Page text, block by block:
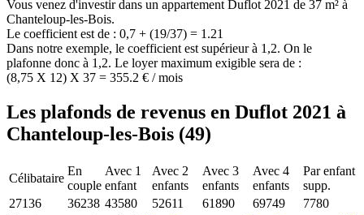
Vous venez d'investir dans un appartement Duflot 2021 de 37 m² à
Chanteloup-les-Bois.
Le coefficient est de : 0,7 + (19/37) = 1.21
Dans notre exemple, le coefficient est supérieur à 1,2. On le
plafonne donc à 1,2. Le loyer maximum exigible sera de :
(8,75 X 12) X 37 = 355.2 € / mois
Les plafonds de revenus en Duflot 2021 à
Chanteloup-les-Bois (49)
Célibataire
En
couple
Avec 1
enfant
Avec 2
enfants
Avec 3
enfants
Avec 4
enfants
Par enfant
supp.
27136
36238 43580 52611 61890 69749
7780